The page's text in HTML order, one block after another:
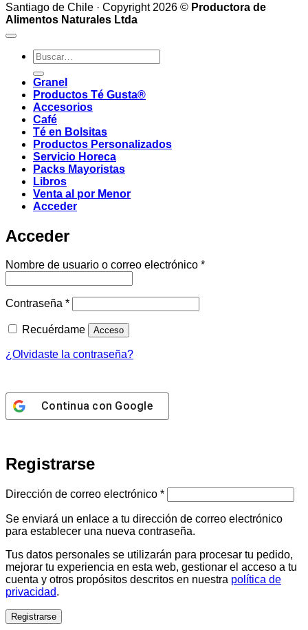
Santiago de Chile · Copyright 2026 © Productora de
Alimentos Naturales Ltda
Buscar
por:
Granel
Productos Té Gusta®
Accesorios
Café
Té en Bolsitas
Productos Personalizados
Servicio Horeca
Packs Mayoristas
Libros
Venta al por Menor
Acceder
Acceder
Nombre de usuario o correo electrónico *Obligatorio
Contraseña *Obligatorio
Recuérdame Acceso
¿Olvidaste la contraseña?
Continua con Google
Registrarse
Dirección de correo electrónico *Obligatorio
Se enviará un enlace a tu dirección de correo electrónico
para establecer una nueva contraseña.
Tus datos personales se utilizarán para procesar tu pedido,
mejorar tu experiencia en esta web, gestionar el acceso a tu
cuenta y otros propósitos descritos en nuestra política de
privacidad.
Registrarse